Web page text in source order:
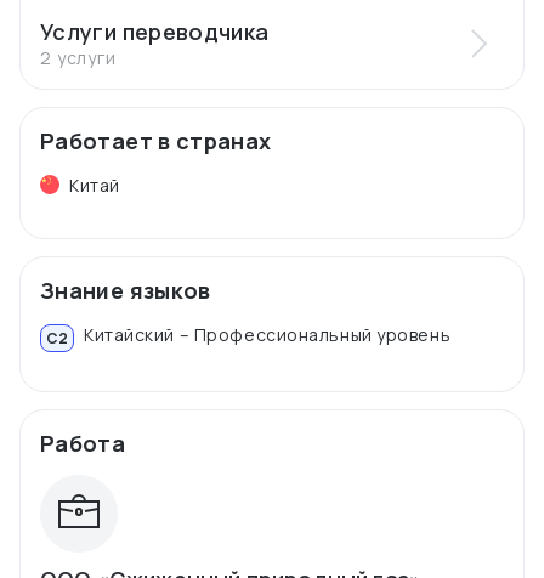
Услуги переводчика
2 услуги
Работает в странах
Китай
Знание языков
C2 Китайский – Профессиональный уровень
Работа